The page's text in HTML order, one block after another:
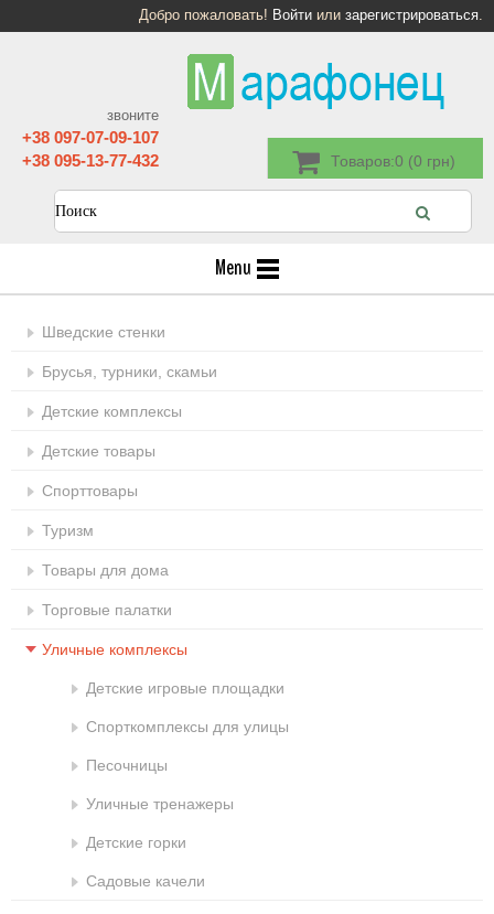
Добро пожаловать! Войти или зарегистрироваться.
Товаров:0 (0 грн)
звоните
+38 097-07-09-107
+38 095-13-77-432
Menu
Шведские стенки
Брусья, турники, скамьи
Детские комплексы
Детские товары
Спорттовары
Туризм
Товары для дома
Торговые палатки
Уличные комплексы
Детские игровые площадки
Спорткомплексы для улицы
Песочницы
Уличные тренажеры
Детские горки
Садовые качели